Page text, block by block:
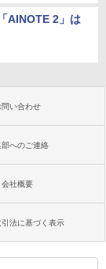
AINOTE 2」は
問い合わせ
部へのご連絡
会社概要
法に基づく表示